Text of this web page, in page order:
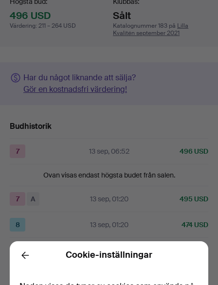
496 USD
Värdering: 211 – 264 USD
Sålt
Katalognummer 183 på Lilla
Kvalitén september 2021
Har du något liknande att sälja?
Gör en kostnadsfri värdering!
Budhistorik
7 13 sep, 06:52 496 USD
Ovan visas endast högsta budet från salen.
7 A 13 sep, 01:20 495 USD
8 13 sep, 01:20 474 USD
Beskrivning
Back Cookie-inställningar